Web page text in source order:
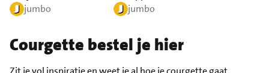
jumbo
jumbo
Courgette bestel je hier